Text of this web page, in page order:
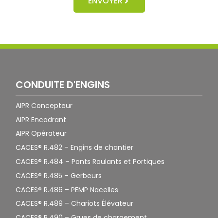
CONDUITE D'ENGINS
AIPR Concepteur
AIPR Encadrant
AIPR Opérateur
CACES® R.482 – Engins de chantier
CACES® R.484 – Ponts Roulants et Portiques
CACES® R.485 – Gerbeurs
CACES® R.486 – PEMP Nacelles
CACES® R.489 – Chariots Élévateur